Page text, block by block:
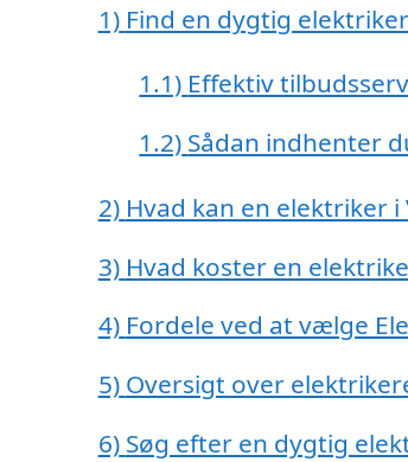
1) Find en dygtig
1.1) Effektiv
1.2) Sådan indhenter
2) Hvad kan en elektriker
3) Hvad koster en
4) Fordele ved at vælge
5) Oversigt over
6) Søg efter en dygtig